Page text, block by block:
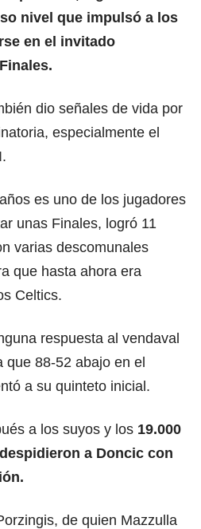
nivel que impulsó a los
en el invitado
dio señales de vida por
especialmente el
es uno de los jugadores
unas Finales, logró 11
varias descomunales
que hasta ahora era
Celtics.
respuesta al vendaval
que 88-52 abajo en el
a su quinteto inicial.
a los suyos y los 19.000
a Doncic con
de quien Mazzulla